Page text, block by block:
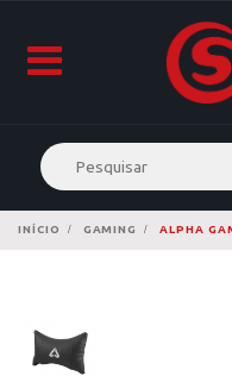
INÍCIO GAMING ALPHA